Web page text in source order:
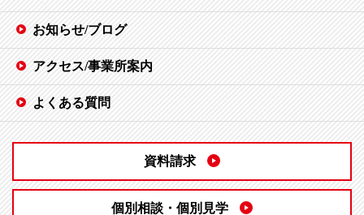
お知らせ/ブログ
アクセス/事業所案内
よくある質問
資料請求
個別相談・個別見学